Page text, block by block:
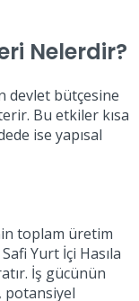
Nelerdir?
devlet bütçesine
Bu etkiler kısa
ise yapısal
toplam üretim
Yurt İçi Hasıla
İş gücünün
potansiyel